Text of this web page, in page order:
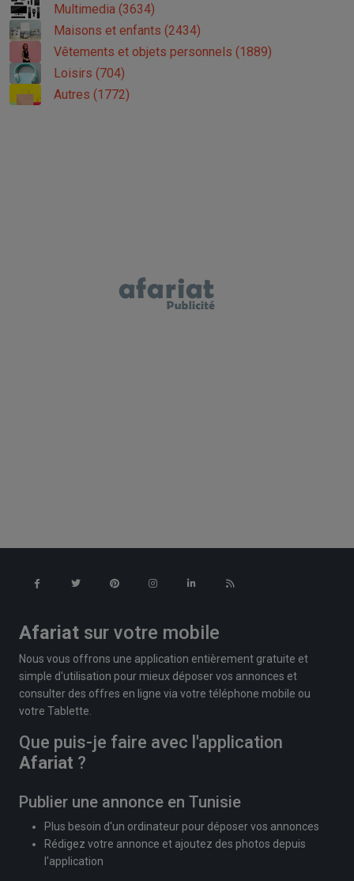
Multimedia (3634)
Maisons et enfants (2434)
Vêtements et objets personnels (1889)
Loisirs (704)
Autres (1772)
Afariat sur votre mobile
Nous vous offrons une application entièrement gratuite et
simple d'utilisation pour mieux déposer vos annonces et
consulter des offres en ligne via votre téléphone mobile ou
votre Tablette.
Que puis-je faire avec l'application
Afariat ?
Publier une annonce en Tunisie
Plus besoin d'un ordinateur pour déposer vos annonces
Rédigez votre annonce et ajoutez des photos depuis
l'application